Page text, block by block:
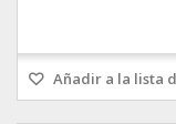
Añadir a la lista